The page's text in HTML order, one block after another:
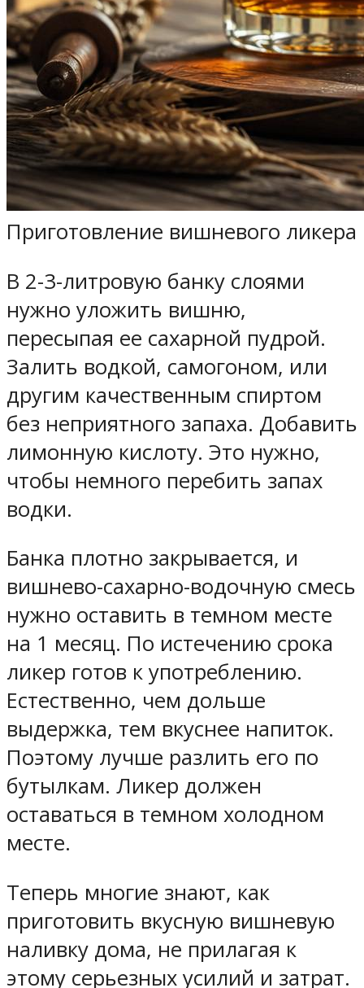
Приготовление вишневого ликера
В 2-3-литровую банку слоями
нужно уложить вишню,
пересыпая ее сахарной пудрой.
Залить водкой, самогоном, или
другим качественным спиртом
без неприятного запаха. Добавить
лимонную кислоту. Это нужно,
чтобы немного перебить запах
водки.
Банка плотно закрывается, и
вишнево-сахарно-водочную смесь
нужно оставить в темном месте
на 1 месяц. По истечению срока
ликер готов к употреблению.
Естественно, чем дольше
выдержка, тем вкуснее напиток.
Поэтому лучше разлить его по
бутылкам. Ликер должен
оставаться в темном холодном
месте.
Теперь многие знают, как
приготовить вкусную вишневую
наливку дома, не прилагая к
этому серьезных усилий и затрат.